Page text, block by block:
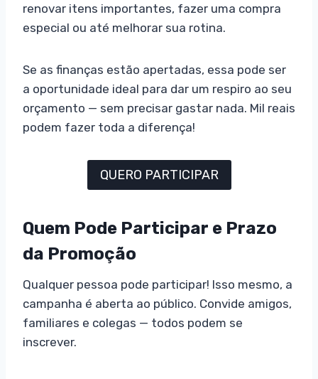
renovar itens importantes, fazer uma compra
especial ou até melhorar sua rotina.
Se as finanças estão apertadas, essa pode ser
a oportunidade ideal para dar um respiro ao seu
orçamento — sem precisar gastar nada. Mil reais
podem fazer toda a diferença!
QUERO PARTICIPAR
Quem Pode Participar e Prazo
da Promoção
Qualquer pessoa pode participar! Isso mesmo, a
campanha é aberta ao público. Convide amigos,
familiares e colegas — todos podem se
inscrever.